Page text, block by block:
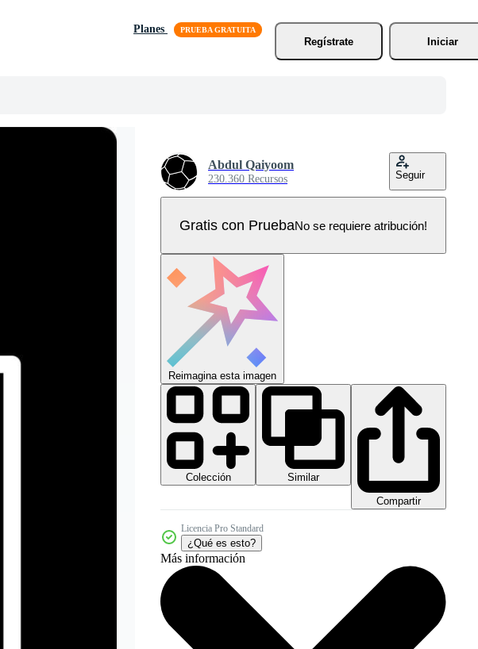
Planes
Regístrate
Iniciar
Abdul Qaiyoom
230.360 Recursos Seguir
Gratis con PruebaNo se requiere atribución!
Reimagina esta imagen
Colección
Similar
Compartir
Licencia Pro Standard
¿Qué es esto?
Más información